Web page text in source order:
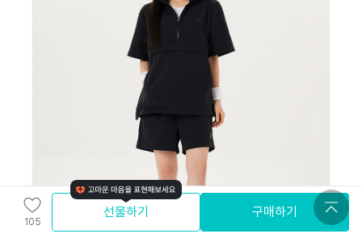
105
선물하기 구매하기